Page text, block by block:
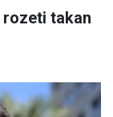
rozeti takan